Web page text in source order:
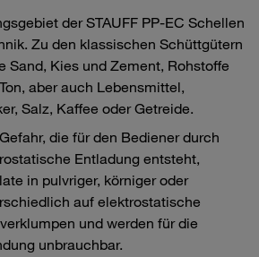
der STAUFF PP-EC Schellen
Zu den klassischen Schüttgütern
Sand, Kies und Zement, Rohstoffe
aber auch Lebensmittel,
Salz, Kaffee oder Getreide.
die für den Bediener durch
Entladung entsteht,
in pulvriger, körniger oder
auf elektrostatische
und werden für die
unbrauchbar.